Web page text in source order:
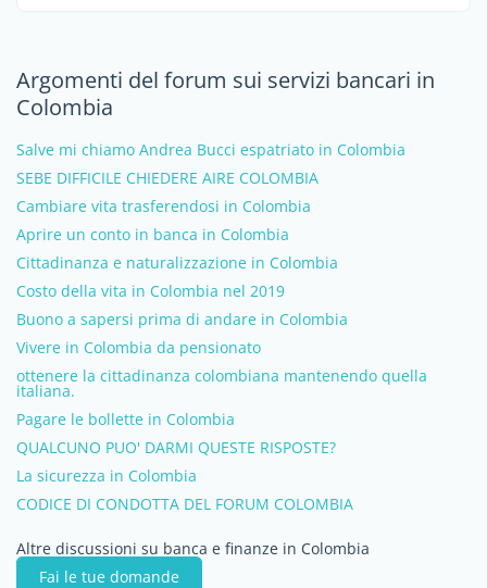
Argomenti del forum sui servizi bancari in
Colombia
Salve mi chiamo Andrea Bucci espatriato in Colombia
SEBE DIFFICILE CHIEDERE AIRE COLOMBIA
Cambiare vita trasferendosi in Colombia
Aprire un conto in banca in Colombia
Cittadinanza e naturalizzazione in Colombia
Costo della vita in Colombia nel 2019
Buono a sapersi prima di andare in Colombia
Vivere in Colombia da pensionato
ottenere la cittadinanza colombiana mantenendo quella
italiana.
Pagare le bollette in Colombia
QUALCUNO PUO' DARMI QUESTE RISPOSTE?
La sicurezza in Colombia
CODICE DI CONDOTTA DEL FORUM COLOMBIA
Altre discussioni su banca e finanze in Colombia
Fai le tue domande